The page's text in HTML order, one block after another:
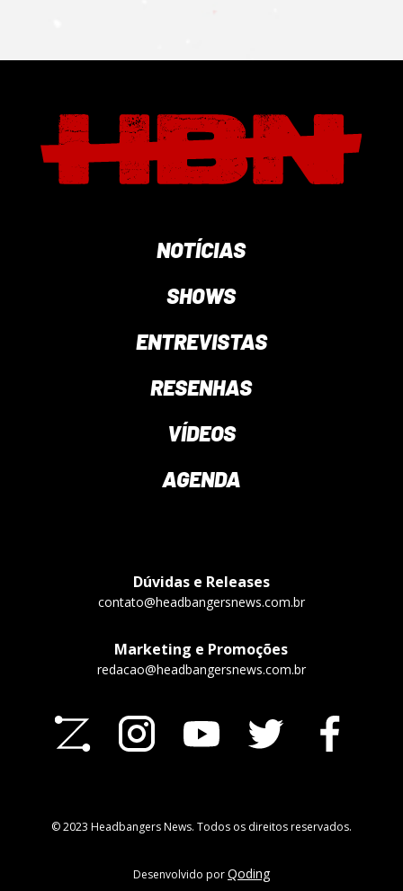
NOTÍCIAS
SHOWS
ENTREVISTAS
RESENHAS
VÍDEOS
AGENDA
Dúvidas e Releases
contato@headbangersnews.com.br
Marketing e Promoções
redacao@headbangersnews.com.br
© 2023 Headbangers News. Todos os direitos reservados.
Desenvolvido porQoding